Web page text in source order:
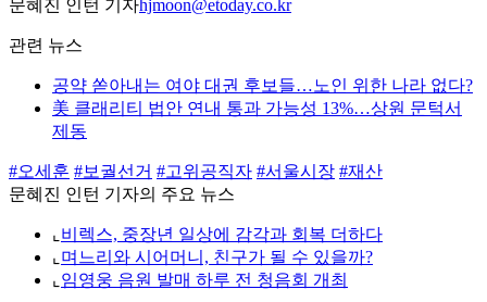
문혜진 인턴 기자hjmoon@etoday.co.kr
관련 뉴스
공약 쏟아내는 여야 대권 후보들…노인 위한 나라 없다?
美 클래리티 법안 연내 통과 가능성 13%…상원 문턱서
제동
#오세훈 #보궐선거 #고위공직자 #서울시장 #재산
문혜진 인턴 기자의 주요 뉴스
⌞ 비렉스, 중장년 일상에 감각과 회복 더하다
⌞ 며느리와 시어머니, 친구가 될 수 있을까?
⌞ 임영웅 음원 발매 하루 전 청음회 개최